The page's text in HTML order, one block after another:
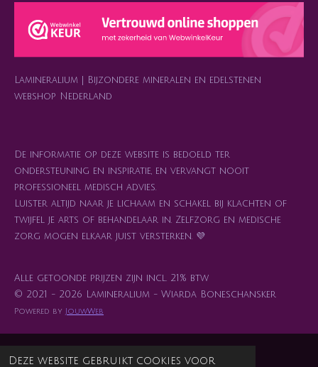
Deze website gebruikt cookies voor
r
a
p
p
e
s
Lamineralium | Bijzondere mineralen en edelstenen
webshop Nederland
De informatie op deze website is bedoeld ter
ondersteuning en inspiratie, en vervangt nooit
professioneel medisch advies.
Luister altijd naar je lichaam en schakel bij klachten of
twijfel je arts of behandelaar in. Zelfzorg en medische
zorg mogen elkaar juist versterken. 💜
Alle getoonde prijzen zijn incl. 21% btw
© 2021 - 2026 Lamineralium - Wiarda Boneschansker
Powered by JouwWeb